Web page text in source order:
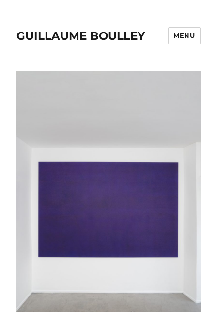
GUILLAUME BOULLEY MENU